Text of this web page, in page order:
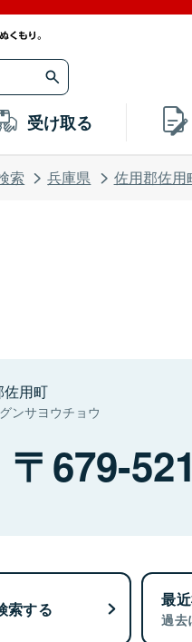
受け取る
索 兵庫県 佐用郡佐用
佐用町
ンサヨウチョウ
679-
索する 最
過去